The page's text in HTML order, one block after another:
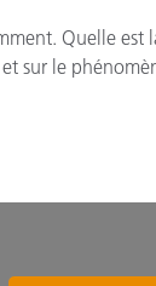
Quelle est
sur le